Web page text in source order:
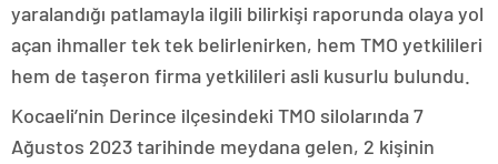
yaralandığı patlamayla ilgili bilirkişi raporunda olaya yol
açan ihmaller tek tek belirlenirken, hem TMO yetkilileri
hem de taşeron firma yetkilileri asli kusurlu bulundu.
Kocaeli’nin Derince ilçesindeki TMO silolarında 7
Ağustos 2023 tarihinde meydana gelen, 2 kişinin